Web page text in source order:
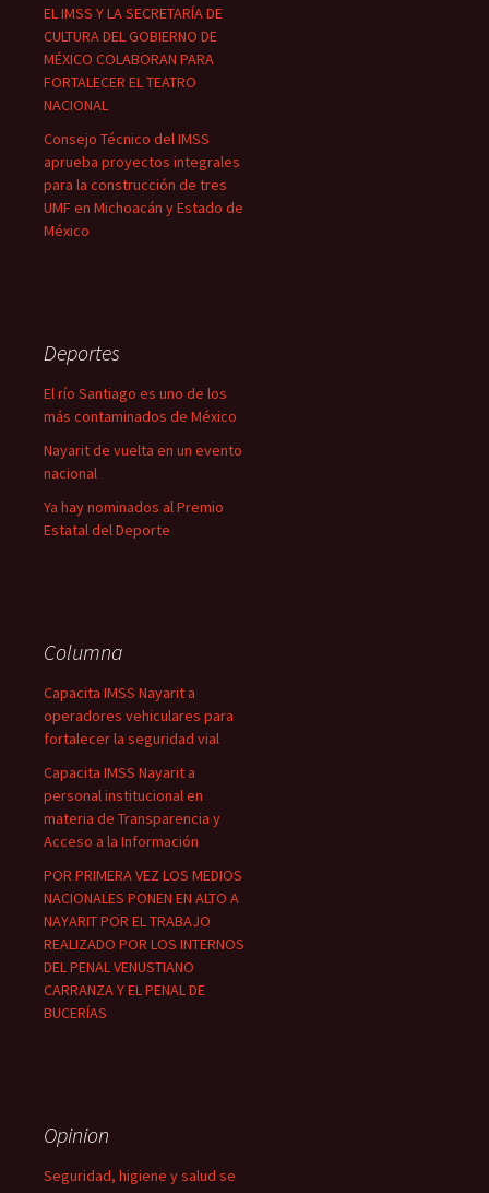
EL IMSS Y LA SECRETARÍA DE
CULTURA DEL GOBIERNO DE
MÉXICO COLABORAN PARA
FORTALECER EL TEATRO
NACIONAL
Consejo Técnico del IMSS
aprueba proyectos integrales
para la construcción de tres
UMF en Michoacán y Estado de
México
Deportes
El río Santiago es uno de los
más contaminados de México
Nayarit de vuelta en un evento
nacional
Ya hay nominados al Premio
Estatal del Deporte
Columna
Capacita IMSS Nayarit a
operadores vehiculares para
fortalecer la seguridad vial
Capacita IMSS Nayarit a
personal institucional en
materia de Transparencia y
Acceso a la Información
POR PRIMERA VEZ LOS MEDIOS
NACIONALES PONEN EN ALTO A
NAYARIT POR EL TRABAJO
REALIZADO POR LOS INTERNOS
DEL PENAL VENUSTIANO
CARRANZA Y EL PENAL DE
BUCERÍAS
Opinion
Seguridad, higiene y salud se